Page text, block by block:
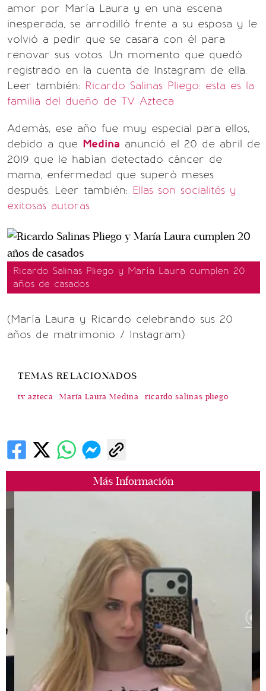
Más Información
amor por María Laura y en una escena
inesperada, se arrodilló frente a su esposa y le
volvió a pedir que se casara con él para
renovar sus votos. Un momento que quedó
registrado en la cuenta de Instagram de ella.
Leer también: Ricardo Salinas Pliego: esta es la
familia del dueño de TV Azteca
Además, ese año fue muy especial para ellos,
debido a que Medina anunció el 20 de abril de
2019 que le habían detectado cáncer de
mama, enfermedad que superó meses
después. Leer también: Ellas son socialités y
exitosas autoras
Ricardo Salinas Pliego y María Laura cumplen 20
años de casados
(María Laura y Ricardo celebrando sus 20
años de matrimonio / Instagram)
TEMAS RELACIONADOS
tv azteca María Laura Medina ricardo salinas pliego